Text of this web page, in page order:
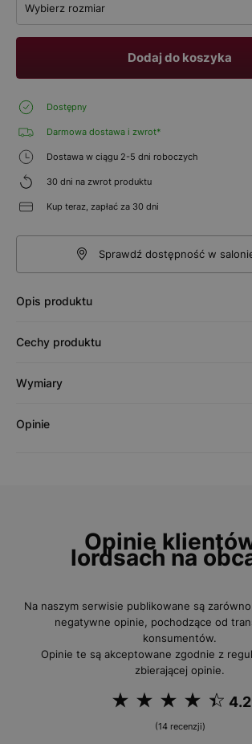
Wybierz rozmiar
Dodaj do koszyka
Dostępny
Darmowa dostawa i zwrot*
Dostawa w ciągu 2-5 dni roboczych
30 dni na zwrot produktu
Kup teraz, zapłać za 30 dni
Sprawdź dostępność w
Opis produktu
Cechy produktu
Wymiary
Opinie
Opinie
lordsach na
Na naszym serwisie publikowane są
negatywne opinie, pochodzące od
konsumentów.
Opinie te są akceptowane zgodnie z
zbierającej opinie.
4.2
(14 recenzji)